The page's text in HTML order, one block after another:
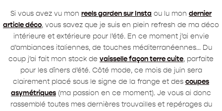
Si vous avez vu mon reels garden sur Insta ou lu mon dernier
article déco, vous savez que je suis en plein refresh de ma déco
intérieure et extérieure pour l’été. En ce moment j’ai envie
d’ambiances italiennes, de touches méditerranéennes… Du
coup j’ai fait mon stock de vaisselle façon terre cuite, parfaite
pour les dîners d’été. Côté mode, ce mois de juin sera
clairement placé sous le signe de la frange et des coupes
asymétriques (ma passion en ce moment). Je vous ai donc
rassemblé toutes mes dernières trouvailles et repérages du